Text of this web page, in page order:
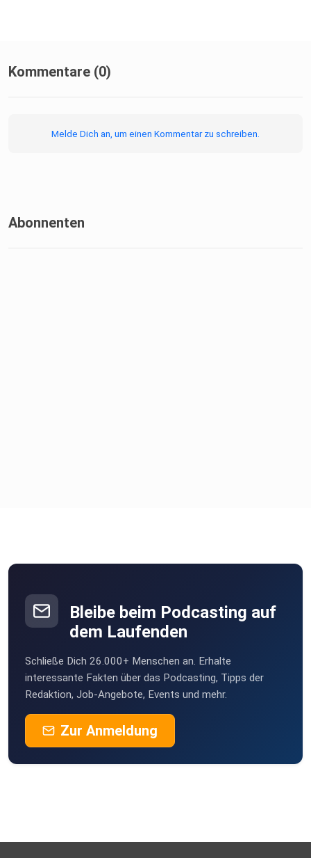
Kommentare (0)
Melde Dich an, um einen Kommentar zu schreiben.
Abonnenten
Bleibe beim Podcasting auf
dem Laufenden
Schließe Dich 26.000+ Menschen an. Erhalte
interessante Fakten über das Podcasting, Tipps der
Redaktion, Job-Angebote, Events und mehr.
Zur Anmeldung